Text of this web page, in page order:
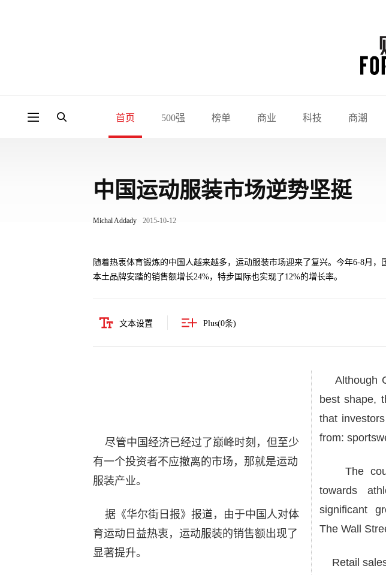
首页 500强 榜单 商业 科技 商潮
中国运动服装市场逆势坚挺
Michal Addady 2015-10-12
随着热衷体育锻炼的中国人越来越多，运动服装市场迎来了复兴。今年6-8月，
本土品牌安踏的销售额增长24%，特步国际也实现了12%的增长率。
文本设置 Plus(0条)
尽管中国经济已经过了巅峰时刻，但至少
有一个投资者不应撤离的市场，那就是运动
服装产业。
据《华尔街日报》报道，由于中国人对体
育运动日益热衷，运动服装的销售额出现了
显著提升。
Although
best shape,
that
from:
The
towards
significant
The Wall
Retail